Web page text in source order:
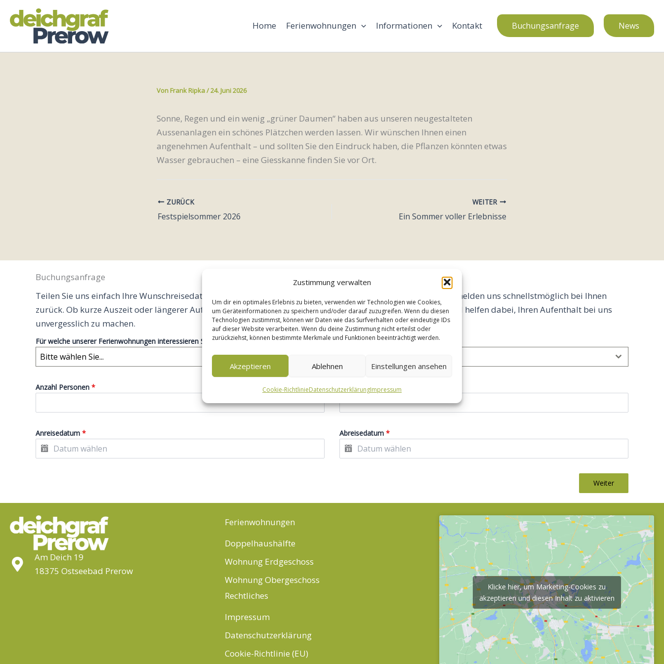
Zustimmung verwalten
Um dir ein optimales Erlebnis zu bieten, verwenden wir Technologien wie Cookies,
um Geräteinformationen zu speichern und/oder darauf zuzugreifen. Wenn du diesen
Technologien zustimmst, können wir Daten wie das Surfverhalten oder eindeutige IDs
auf dieser Website verarbeiten. Wenn du deine Zustimmung nicht erteilst oder
zurückziehst, können bestimmte Merkmale und Funktionen beeinträchtigt werden.
Akzeptieren Ablehnen Einstellungen ansehen
Cookie-RichtlinieDatenschutzerklärungImpressum
Inhalt
Home Ferienwohnungen Informationen Kontakt Buchungsanfrage News
Von Frank Ripka/24. Juni 2026
Sonne, Regen und ein wenig „grüner Daumen“ haben aus unseren neugestalteten
Aussenanlagen ein schönes Plätzchen werden lassen. Wir wünschen Ihnen einen
angenehmen Aufenthalt – und sollten Sie den Eindruck haben, die Pflanzen könnten etwas
Wasser gebrauchen – eine Giesskanne finden Sie vor Ort.
ZURÜCK
Festspielsommer 2026
WEITER
Ein Sommer voller Erlebnisse
Buchungsanfrage
Teilen Sie uns einfach Ihre Wunschreisedaten mit, wir prüfen die Verfügbarkeit für Ihren Traumurlaub und melden uns schnellstmöglich bei Ihnen
zurück. Ob kurze Auszeit oder längerer Aufenthalt – wir stehen Ihnen gerne für alle Fragen zur Verfügung und helfen dabei, Ihren Aufenthalt bei uns
unvergesslich zu machen.
Für welche unserer Ferienwohnungen interessieren Sie sich?*
Bitte wählen Sie...
Anzahl Personen * ...davon Kinder
Anreisedatum * Abreisedatum *
Weiter
Am Deich 19
18375 Ostseebad Prerow
Ferienwohnungen
Doppelhaushälfte
Wohnung Erdgeschoss
Wohnung Obergeschoss
Rechtliches
Impressum
Datenschutzerklärung
Cookie-Richtlinie (EU)
Klicke hier, um Marketing-Cookies zu
akzeptieren und diesen Inhalt zu aktivieren